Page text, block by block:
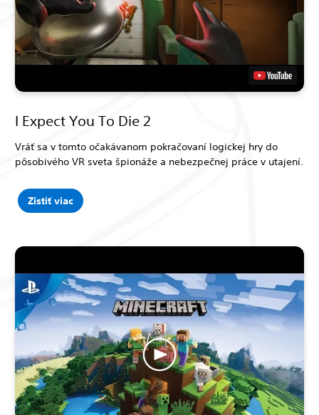
I Expect You To Die 2
Vráť sa v tomto očakávanom pokračovaní logickej hry do
pôsobivého VR sveta špionáže a nebezpečnej práce v utajení.
Zistiť viac